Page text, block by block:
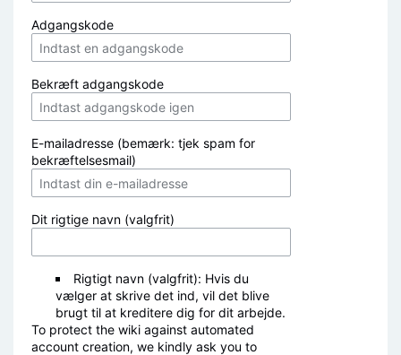
Adgangskode
Bekræft adgangskode
E-mailadresse (bemærk: tjek spam for
bekræftelsesmail)
Dit rigtige navn (valgfrit)
Rigtigt navn (valgfrit): Hvis du
vælger at skrive det ind, vil det blive
brugt til at kreditere dig for dit arbejde.
To protect the wiki against automated
account creation, we kindly ask you to